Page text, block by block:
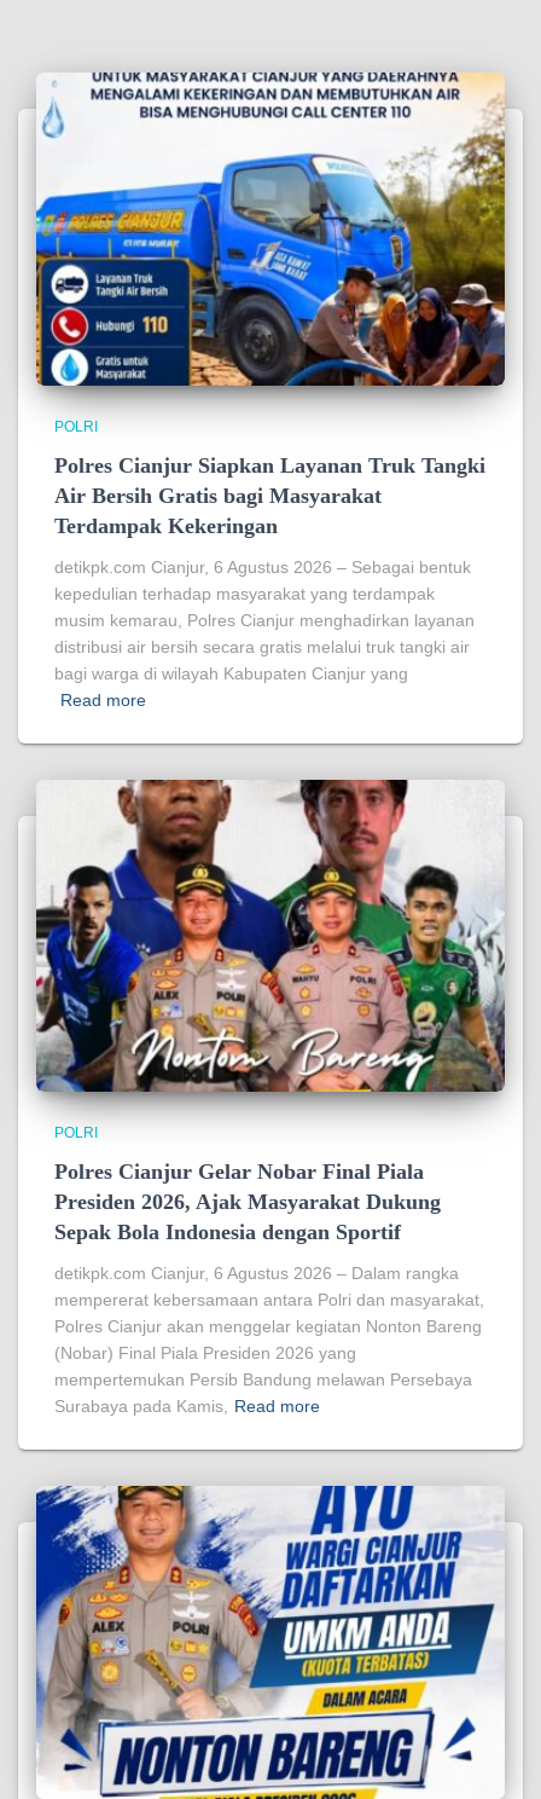
POLRI
Polres Cianjur Siapkan Layanan Truk Tangki
Air Bersih Gratis bagi Masyarakat
Terdampak Kekeringan
detikpk.com Cianjur, 6 Agustus 2026 – Sebagai bentuk
kepedulian terhadap masyarakat yang terdampak
musim kemarau, Polres Cianjur menghadirkan layanan
distribusi air bersih secara gratis melalui truk tangki air
bagi warga di wilayah Kabupaten Cianjur yang
Read more
POLRI
Polres Cianjur Gelar Nobar Final Piala
Presiden 2026, Ajak Masyarakat Dukung
Sepak Bola Indonesia dengan Sportif
detikpk.com Cianjur, 6 Agustus 2026 – Dalam rangka
mempererat kebersamaan antara Polri dan masyarakat,
Polres Cianjur akan menggelar kegiatan Nonton Bareng
(Nobar) Final Piala Presiden 2026 yang
mempertemukan Persib Bandung melawan Persebaya
Surabaya pada Kamis, Read more